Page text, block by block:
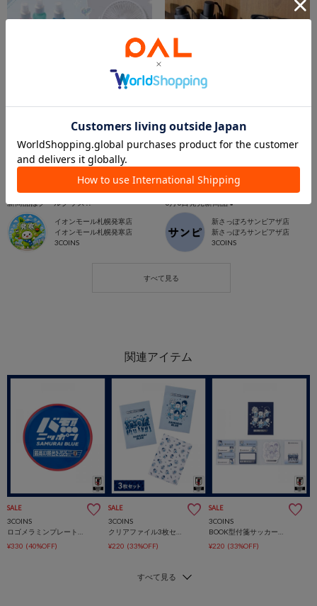
2026.06.08
新商品はクールグッズ!!
イオンモール札幌発寒店
イオンモール札幌発寒店
3COINS
2026.06.08
6月8日発売新商品🍀
新さっぽろサンピアザ店
新さっぽろサンピアザ店
3COINS
SALE
3COINS
¥330 (40%OFF)
SALE
3COINS
¥220 (33%OFF)
SALE
3COINS
¥220 (33%OFF)